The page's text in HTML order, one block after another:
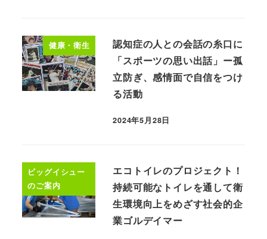
健康・衛生
認知症の人との会話の糸口に
「スポーツの思い出話」ー孤
立防ぎ、感情面で自信をつけ
る活動
2024年5月28日
ビッグイシュー
のご案内
エコトイレのプロジェクト！
持続可能なトイレを通して衛
生環境向上をめざす社会的企
業ゴルデイマー